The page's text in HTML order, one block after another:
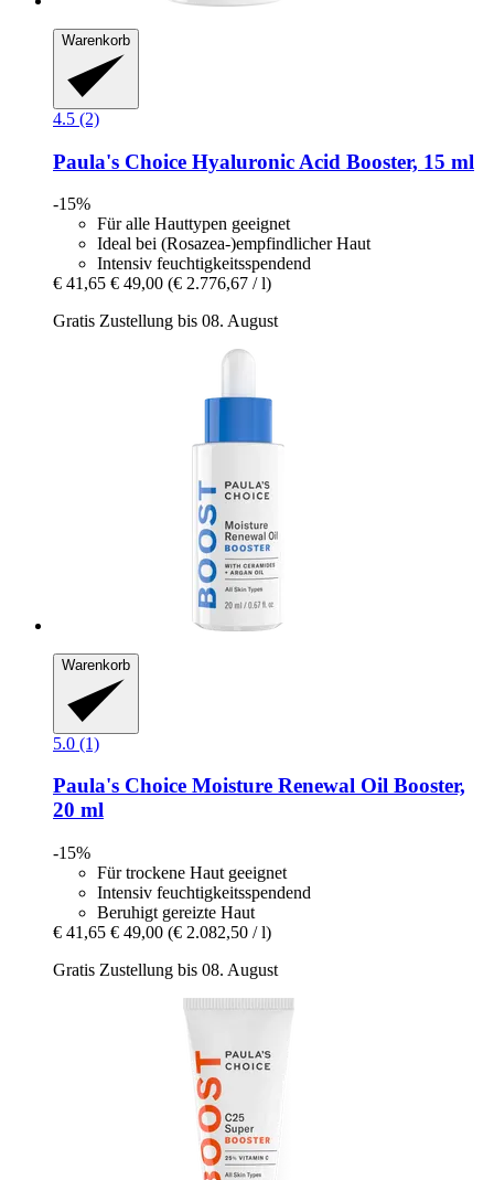
Warenkorb
4.5 (2)
Paula's Choice Hyaluronic Acid Booster, 15 ml
-15%
Für alle Hauttypen geeignet
Ideal bei (Rosazea-)empfindlicher Haut
Intensiv feuchtigkeitsspendend
€ 41,65 € 49,00 (€ 2.776,67 / l)
Gratis Zustellung bis 08. August
Warenkorb
5.0 (1)
Paula's Choice Moisture Renewal Oil Booster,
20 ml
-15%
Für trockene Haut geeignet
Intensiv feuchtigkeitsspendend
Beruhigt gereizte Haut
€ 41,65 € 49,00 (€ 2.082,50 / l)
Gratis Zustellung bis 08. August